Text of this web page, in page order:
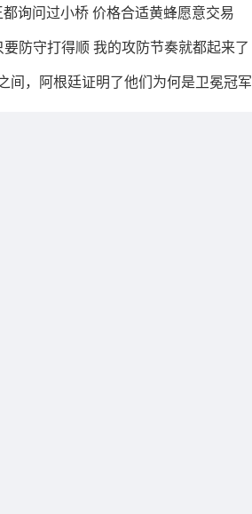
询问过小桥 价格合适黄蜂愿意交易
防守打得顺 我的攻防节奏就都起来了
间，阿根廷证明了他们为何是卫冕冠军